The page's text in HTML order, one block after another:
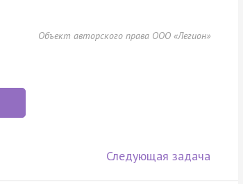
Объект авторского права ООО «Легион»
Следующая задача